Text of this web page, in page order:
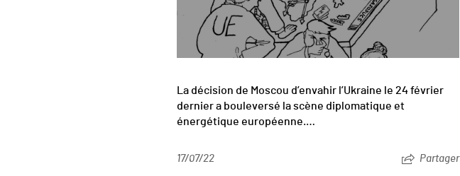
La décision de Moscou d’envahir l’Ukraine le 24 février
dernier a bouleversé la scène diplomatique et
énergétique européenne.…
17/07/22 Partager